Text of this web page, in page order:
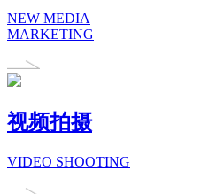
NEW MEDIA
MARKETING
视频拍摄
VIDEO SHOOTING